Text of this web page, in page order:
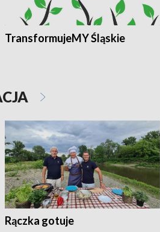
TransformujeMY Śląskie
Rączka gotuje